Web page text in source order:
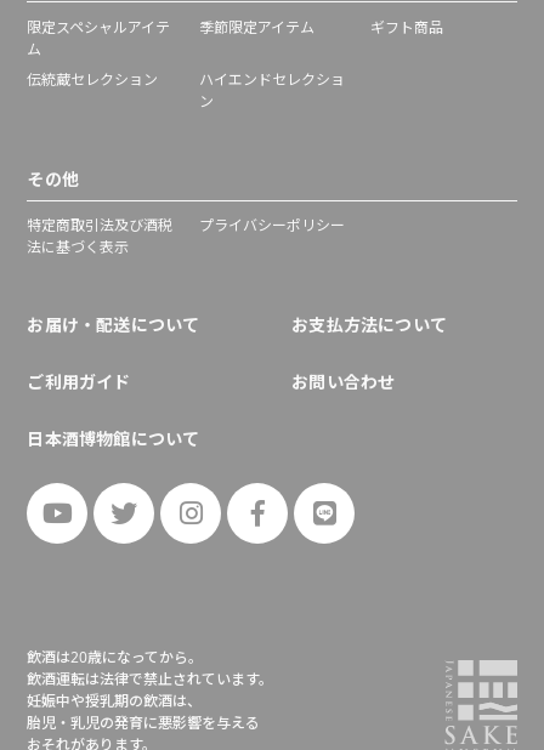
限定スペシャルアイテ
ム
季節限定アイテム ギフト商品
伝統蔵セレクション
ハイエンドセレクショ
ン
その他
特定商取引法及び酒税
法に基づく表示
プライバシーポリシー
お届け・配送について お支払方法について
ご利用ガイド お問い合わせ
日本酒博物館について
飲酒は20歳になってから。
飲酒運転は法律で禁止されています。
妊娠中や授乳期の飲酒は、
胎児・乳児の発育に悪影響を与える
おそれがあります。